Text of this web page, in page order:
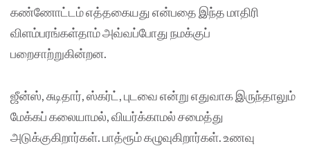
கண்ணோட்டம் எத்தகையது என்பதை இந்த மாதிரி
விளம்பரங்கள்தாம் அவ்வப்போது நமக்குப்
பறைசாற்றுகின்றன.
ஜீன்ஸ், சுடிதார், ஸ்கர்ட், புடவை என்று எதுவாக இருந்தாலும்
மேக்கப் கலையாமல், வியர்க்காமல் சமைத்து
அடுக்குகிறார்கள். பாத்ரூம் கழுவுகிறார்கள். உணவு